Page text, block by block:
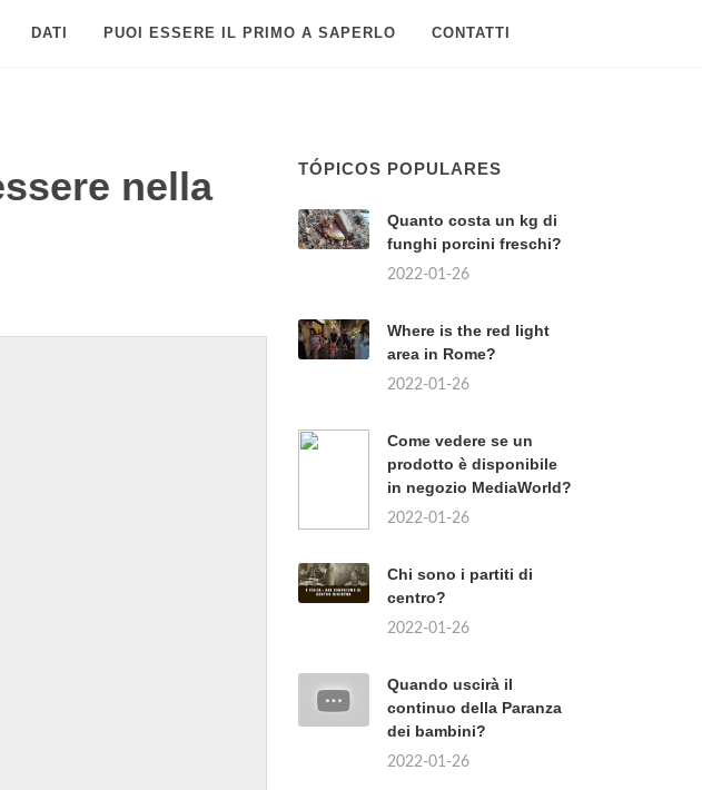
DATI PUOI ESSERE IL PRIMO A SAPERLO CONTATTI
nella
TÓPICOS POPULARES
Quanto costa un kg di
funghi porcini freschi?
2022-01-26
Where is the red light
area in Rome?
2022-01-26
Come vedere se un
prodotto è disponibile
in negozio MediaWorld?
2022-01-26
Chi sono i partiti di
centro?
2022-01-26
Quando uscirà il
continuo della Paranza
dei bambini?
2022-01-26